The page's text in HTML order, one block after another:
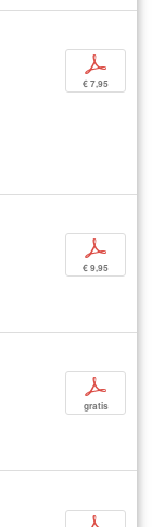
p
€ 7,95
p
€ 9,95
p
gratis